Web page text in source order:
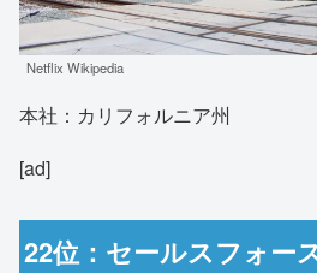
Netflix Wikipedia
本社：カリフォルニア州
[ad]
22位：セールスフォー